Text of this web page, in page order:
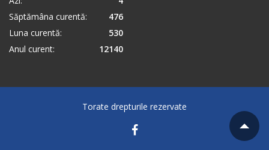
Săptămâna curentă:
476
Luna curentă:
530
Anul curent:
12140
Torate drepturile rezervate